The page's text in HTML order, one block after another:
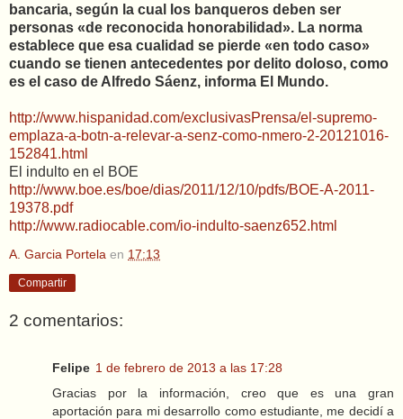
bancaria, según la cual los banqueros deben ser
personas «de reconocida honorabilidad». La norma
establece que esa cualidad se pierde «en todo caso»
cuando se tienen antecedentes por delito doloso, como
es el caso de Alfredo Sáenz, informa El Mundo.
http://www.hispanidad.com/exclusivasPrensa/el-supremo-
emplaza-a-botn-a-relevar-a-senz-como-nmero-2-20121016-
152841.html
El indulto en el BOE
http://www.boe.es/boe/dias/2011/12/10/pdfs/BOE-A-2011-
19378.pdf
http://www.radiocable.com/io-indulto-saenz652.html
A. Garcia Portela en 17:13
Compartir
2 comentarios:
Felipe 1 de febrero de 2013 a las 17:28
Gracias por la información, creo que es una gran
aportación para mi desarrollo como estudiante, me decidí a